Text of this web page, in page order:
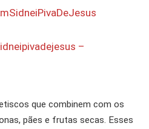
–
que combinem com os
pães e frutas secas. Esses